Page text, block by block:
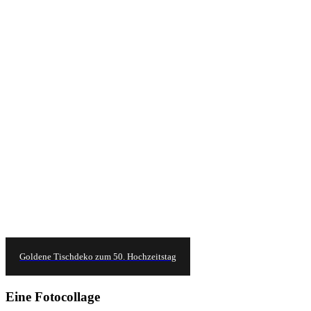
Goldene Tischdeko zum 50. Hochzeitstag
Eine Fotocollage